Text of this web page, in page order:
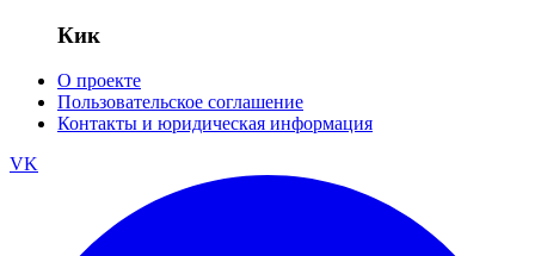
Кик
О проекте
Пользовательское соглашение
Контакты и юридическая информация
VK